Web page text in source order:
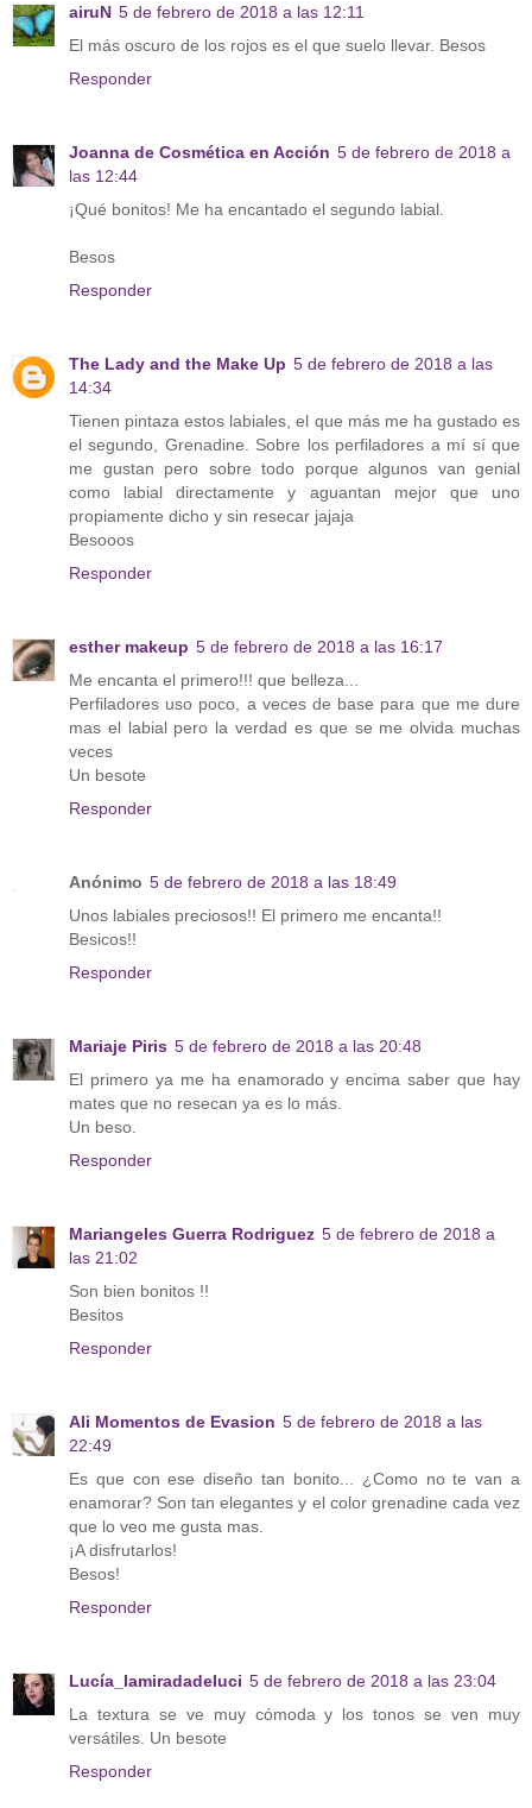
airuN 5 de febrero de 2018 a las 12:11
El más oscuro de los rojos es el que suelo llevar. Besos
Responder
Joanna de Cosmética en Acción 5 de febrero de 2018 a
las 12:44
¡Qué bonitos! Me ha encantado el segundo labial.
Besos
Responder
The Lady and the Make Up 5 de febrero de 2018 a las
14:34
Tienen pintaza estos labiales, el que más me ha gustado es
el segundo, Grenadine. Sobre los perfiladores a mí sí que
me gustan pero sobre todo porque algunos van genial
como labial directamente y aguantan mejor que uno
propiamente dicho y sin resecar jajaja
Besooos
Responder
esther makeup 5 de febrero de 2018 a las 16:17
Me encanta el primero!!! que belleza...
Perfiladores uso poco, a veces de base para que me dure
mas el labial pero la verdad es que se me olvida muchas
veces
Un besote
Responder
Anónimo 5 de febrero de 2018 a las 18:49
Unos labiales preciosos!! El primero me encanta!!
Besicos!!
Responder
Mariaje Piris 5 de febrero de 2018 a las 20:48
El primero ya me ha enamorado y encima saber que hay
mates que no resecan ya es lo más.
Un beso.
Responder
Mariangeles Guerra Rodriguez 5 de febrero de 2018 a
las 21:02
Son bien bonitos !!
Besitos
Responder
Ali Momentos de Evasion 5 de febrero de 2018 a las
22:49
Es que con ese diseño tan bonito... ¿Como no te van a
enamorar? Son tan elegantes y el color grenadine cada vez
que lo veo me gusta mas.
¡A disfrutarlos!
Besos!
Responder
Lucía_lamiradadeluci 5 de febrero de 2018 a las 23:04
La textura se ve muy cómoda y los tonos se ven muy
versátiles. Un besote
Responder